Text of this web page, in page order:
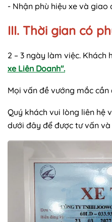
- Nhận phù hiệu xe và giao
III. Thời gian có
2 – 3 ngày làm việc. Khách
xe Liên Doanh".
Mọi vấn đề vướng mắc
Quý khách vui lòng liên hệ
dưới đây để được tư vấn